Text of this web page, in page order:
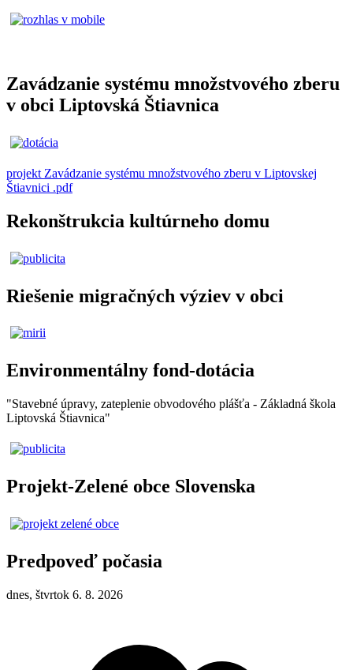
Zavádzanie systému množstvového zberu
v obci Liptovská Štiavnica
projekt Zavádzanie systému množstvového zberu v Liptovskej
Štiavnici .pdf
Rekonštrukcia kultúrneho domu
Riešenie migračných výziev v obci
Environmentálny fond-dotácia
"Stavebné úpravy, zateplenie obvodového plášťa - Základná škola
Liptovská Štiavnica"
Projekt-Zelené obce Slovenska
Predpoveď počasia
dnes, štvrtok 6. 8. 2026